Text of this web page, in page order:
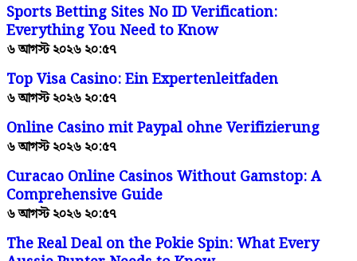
Sports Betting Sites No ID Verification:
Everything You Need to Know
৬ আগস্ট ২০২৬ ২০:৫৭
Top Visa Casino: Ein Expertenleitfaden
৬ আগস্ট ২০২৬ ২০:৫৭
Online Casino mit Paypal ohne Verifizierung
৬ আগস্ট ২০২৬ ২০:৫৭
Curacao Online Casinos Without Gamstop: A
Comprehensive Guide
৬ আগস্ট ২০২৬ ২০:৫৭
The Real Deal on the Pokie Spin: What Every